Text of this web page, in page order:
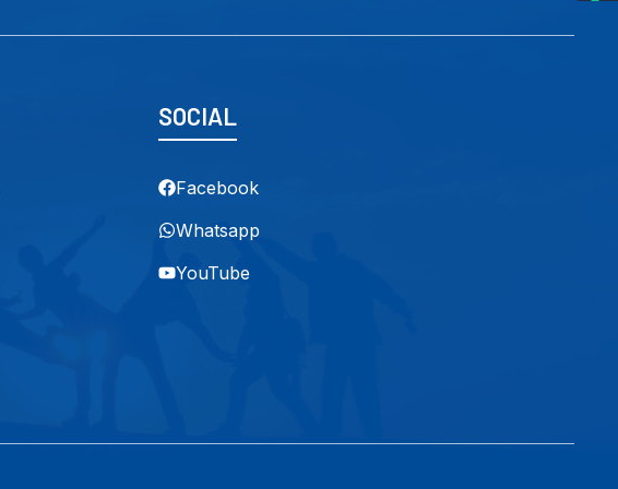
SOCIAL
Facebook
Whatsapp
YouTube